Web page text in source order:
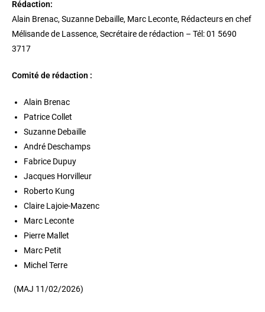
Rédaction:
Alain Brenac, Suzanne Debaille, Marc Leconte, Rédacteurs en chef
Mélisande de Lassence, Secrétaire de rédaction – Tél: 01 5690
3717
Comité de rédaction :
Alain Brenac
Patrice Collet
Suzanne Debaille
André Deschamps
Fabrice Dupuy
Jacques Horvilleur
Roberto Kung
Claire Lajoie-Mazenc
Marc Leconte
Pierre Mallet
Marc Petit
Michel Terre
(MAJ 11/02/2026)